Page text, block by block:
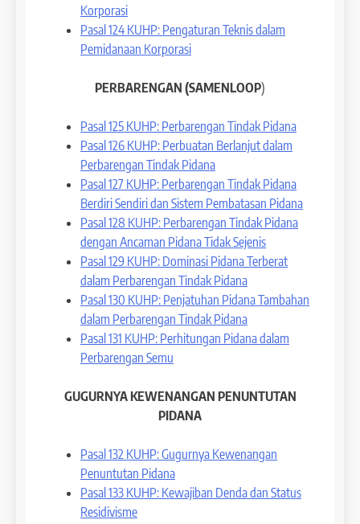
Korporasi
Pasal 124 KUHP: Pengaturan Teknis dalam
Pemidanaan Korporasi
PERBARENGAN (SAMENLOOP)
Pasal 125 KUHP: Perbarengan Tindak Pidana
Pasal 126 KUHP: Perbuatan Berlanjut dalam
Perbarengan Tindak Pidana
Pasal 127 KUHP: Perbarengan Tindak Pidana
Berdiri Sendiri dan Sistem Pembatasan Pidana
Pasal 128 KUHP: Perbarengan Tindak Pidana
dengan Ancaman Pidana Tidak Sejenis
Pasal 129 KUHP: Dominasi Pidana Terberat
dalam Perbarengan Tindak Pidana
Pasal 130 KUHP: Penjatuhan Pidana Tambahan
dalam Perbarengan Tindak Pidana
Pasal 131 KUHP: Perhitungan Pidana dalam
Perbarengan Semu
GUGURNYA KEWENANGAN PENUNTUTAN
PIDANA
Pasal 132 KUHP: Gugurnya Kewenangan
Penuntutan Pidana
Pasal 133 KUHP: Kewajiban Denda dan Status
Residivisme